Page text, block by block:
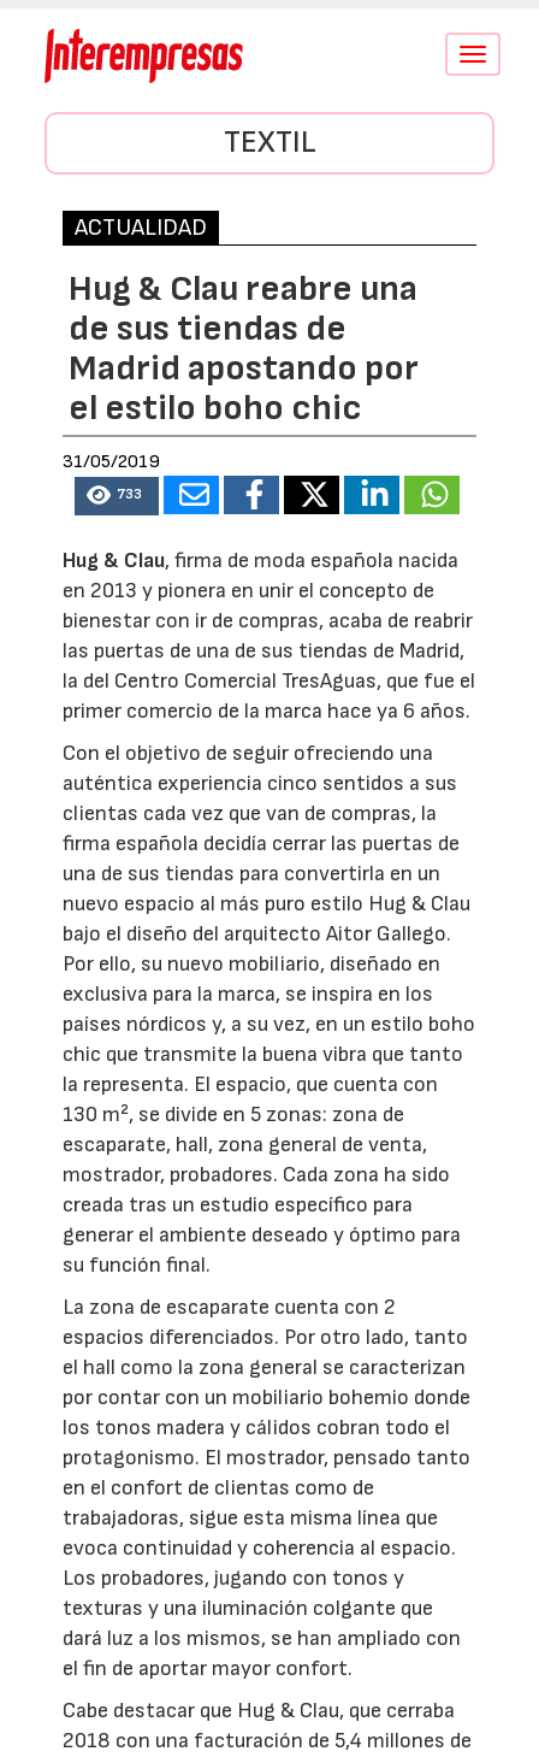
Conmutar
TEXTIL
ACTUALIDAD
Hug & Clau reabre una
de sus tiendas de
Madrid apostando por
el estilo boho chic
31/05/2019
733
Hug & Clau, firma de moda española nacida
en 2013 y pionera en unir el concepto de
bienestar con ir de compras, acaba de reabrir
las puertas de una de sus tiendas de Madrid,
la del Centro Comercial TresAguas, que fue el
primer comercio de la marca hace ya 6 años.
Con el objetivo de seguir ofreciendo una
auténtica experiencia cinco sentidos a sus
clientas cada vez que van de compras, la
firma española decidía cerrar las puertas de
una de sus tiendas para convertirla en un
nuevo espacio al más puro estilo Hug & Clau
bajo el diseño del arquitecto Aitor Gallego.
Por ello, su nuevo mobiliario, diseñado en
exclusiva para la marca, se inspira en los
países nórdicos y, a su vez, en un estilo boho
chic que transmite la buena vibra que tanto
la representa. El espacio, que cuenta con
130 m², se divide en 5 zonas: zona de
escaparate, hall, zona general de venta,
mostrador, probadores. Cada zona ha sido
creada tras un estudio específico para
generar el ambiente deseado y óptimo para
su función final.
La zona de escaparate cuenta con 2
espacios diferenciados. Por otro lado, tanto
el hall como la zona general se caracterizan
por contar con un mobiliario bohemio donde
los tonos madera y cálidos cobran todo el
protagonismo. El mostrador, pensado tanto
en el confort de clientas como de
trabajadoras, sigue esta misma línea que
evoca continuidad y coherencia al espacio.
Los probadores, jugando con tonos y
texturas y una iluminación colgante que
dará luz a los mismos, se han ampliado con
el fin de aportar mayor confort.
Cabe destacar que Hug & Clau, que cerraba
2018 con una facturación de 5,4 millones de